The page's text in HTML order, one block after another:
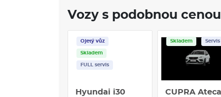
Vozy s podobnou cenou
Ojetý vůz
Skladem
FULL servis
Hyundai i30
Skladem Servis
CUPRA Ateca